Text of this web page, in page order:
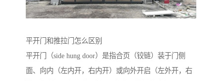
平开门和推拉门怎么区别
平开门（side hung door）是指合页（铰链）装于门侧
面、向内（左内开，右内开）或向外开启（左外开，右